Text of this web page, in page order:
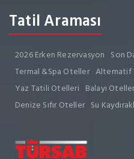
Tatil Araması
2026 Erken Rezervasyon Son
Termal &Spa Oteller Alternatif
Yaz Tatili Otelleri Balayı
Denize Sıfır Oteller Su